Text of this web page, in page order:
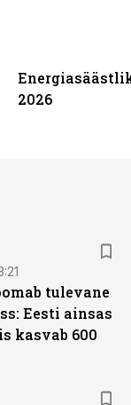
2026
tulevane
Eesti ainsas
kasvab 600